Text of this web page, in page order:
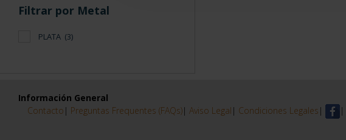
Filtrar por Metal
PLATA (3)
Información General
Contacto | Preguntas Frequentes (FAQs)| Aviso Legal | Condiciones Legales | |